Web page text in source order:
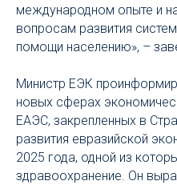
международном опыте и
вопросам развития
помощи населению», –
Министр ЕЭК
новых сферах
ЕАЭС, закрепленных в
развития евразийской
2025 года, одной из
здравоохранение. Он